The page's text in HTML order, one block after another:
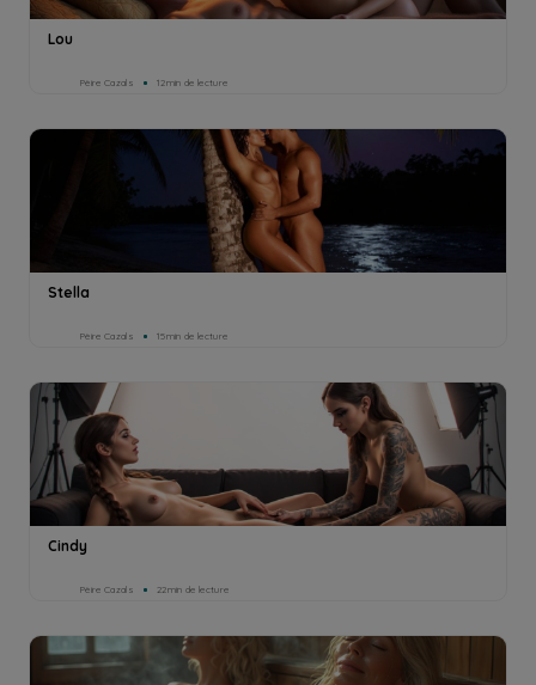
Lou
Pèire Cazals 12min de lecture
Stella
Pèire Cazals 15min de lecture
Cindy
Pèire Cazals 22min de lecture